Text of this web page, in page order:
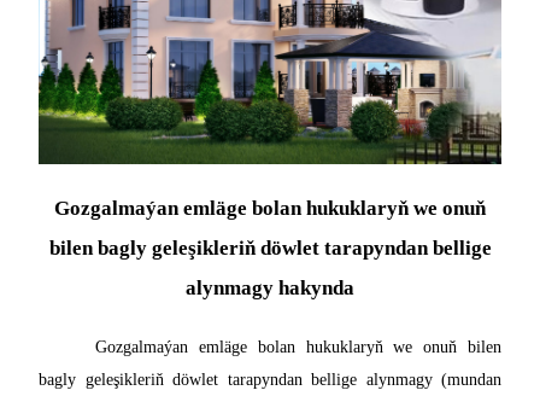
Gozgalmaýan emläge bolan hukuklaryň we onuň
bilen bagly geleşikleriň döwlet tarapyndan bellige
alynmagy hakynda
Gozgalmaýan emläge bolan hukuklaryň we onuň bilen
bagly geleşikleriň döwlet tarapyndan bellige alynmagy (mundan